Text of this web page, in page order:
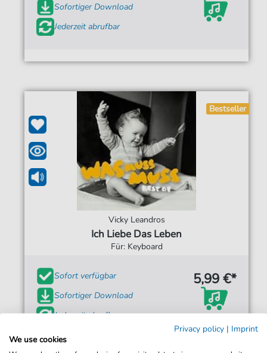
Sofortiger Download
Jederzeit abrufbar
Bestseller
Vicky Leandros
Ich Liebe Das Leben
Für: Keyboard
Sofort verfügbar
Sofortiger Download
Jederzeit abrufbar
5,99 €*
Privacy policy | Imprint
We use cookies